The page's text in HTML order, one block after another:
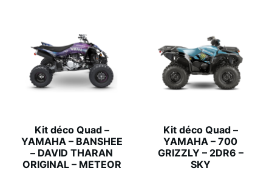
Kit déco Quad –
YAMAHA – BANSHEE
– DAVID THARAN
ORIGINAL – METEOR
Kit déco Quad –
YAMAHA – 700
GRIZZLY – 2DR6 –
SKY